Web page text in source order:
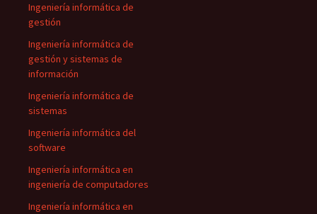
Ingeniería informática de
gestión
Ingeniería informática de
gestión y sistemas de
información
Ingeniería informática de
sistemas
Ingeniería informática del
software
Ingeniería informática en
ingeniería de computadores
Ingeniería informática en